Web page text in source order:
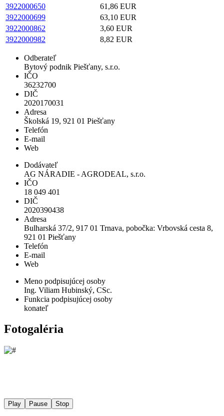
3922000650
61,86 EUR
3922000699
63,10 EUR
3922000862
3,60 EUR
3922000982
8,82 EUR
Odberateľ
Bytový podnik Piešťany, s.r.o.
IČO
36232700
DIČ
2020170031
Adresa
Školská 19, 921 01 Piešťany
Telefón
E-mail
Web
Dodávateľ
AG NÁRADIE - AGRODEAL, s.r.o.
IČO
18 049 401
DIČ
2020390438
Adresa
Bulharská 37/2, 917 01 Trnava, pobočka: Vrbovská cesta 8,
921 01 Piešťany
Telefón
E-mail
Web
Meno podpisujúcej osoby
Ing. Viliam Hubinský, CSc.
Funkcia podpisujúcej osoby
konateľ
Fotogaléria
Play Pause Stop